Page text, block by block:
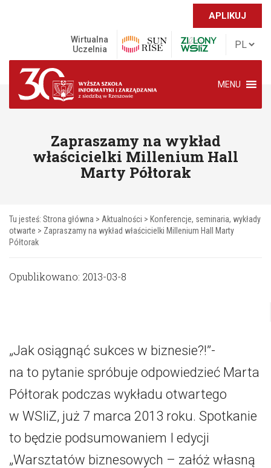
APLIKUJ
Wirtualna
Uczelnia
MENU
Zapraszamy na wykład
właścicielki Millenium Hall
Marty Półtorak
Tu jesteś: Strona główna > Aktualności > Konferencje, seminaria, wykłady
otwarte > Zapraszamy na wykład właścicielki Millenium Hall Marty
Półtorak
Opublikowano: 2013-03-8
„Jak osiągnąć sukces w biznesie?!”-
na to pytanie spróbuje odpowiedzieć Marta
Półtorak podczas wykładu otwartego
w WSIiZ, już 7 marca 2013 roku. Spotkanie
to będzie podsumowaniem I edycji
„Warsztatów biznesowych – załóż własną